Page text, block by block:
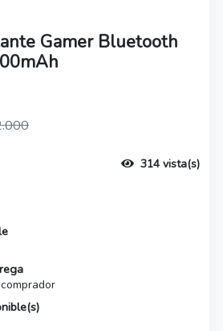
Gamer Bluetooth
314 vista(s)